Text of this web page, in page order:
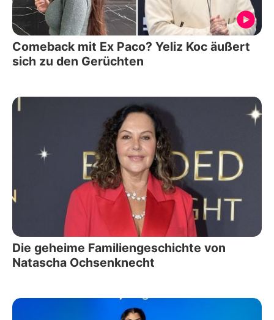
Comeback mit Ex Paco? Yeliz Koc äußert
sich zu den Gerüchten
Die geheime Familiengeschichte von
Natascha Ochsenknecht